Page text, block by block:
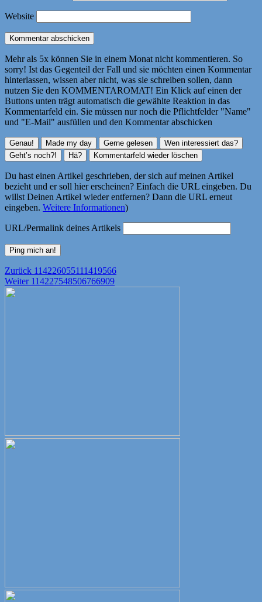
Website
Mehr als 5x können Sie in einem Monat nicht kommentieren. So
sorry! Ist das Gegenteil der Fall und sie möchten einen Kommentar
hinterlassen, wissen aber nicht, was sie schreiben sollen, dann
nutzen Sie den KOMMENTAROMAT! Ein Klick auf einen der
Buttons unten trägt automatisch die gewählte Reaktion in das
Kommentarfeld ein. Sie müssen nur noch die Pflichtfelder "Name"
und "E-Mail" ausfüllen und den Kommentar abschicken
Du hast einen Artikel geschrieben, der sich auf meinen Artikel
bezieht und er soll hier erscheinen? Einfach die URL eingeben. Du
willst Deinen Artikel wieder entfernen? Dann die URL erneut
eingeben. Weitere Informationen)
URL/Permalink deines Artikels
Beitragsnavigation
Zurück Vorheriger
Beitrag:
114226055111419566
Weiter Nächster
114227548506766909